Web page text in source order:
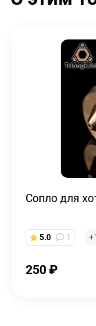
Сопло для
5.0 1 +
250₽